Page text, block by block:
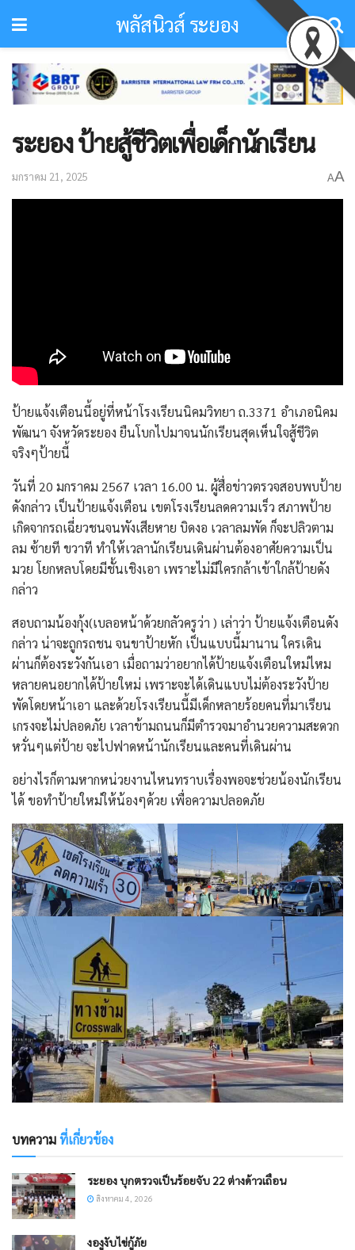
พลัสนิวส์ ระยอง
ระยอง ป้ายสู้ชีวิตเพื่อเด็กนักเรียน
มกราคม 21, 2025 AA
ป้ายแจ้งเตือนนี้อยู่ที่หน้าโรงเรียนนิคมวิทยา ถ.3371 อำเภอนิคม
พัฒนา จังหวัดระยอง ยืนโบกไปมาจนนักเรียนสุดเห็นใจสู้ชีวิต
จริงๆป้ายนี้
วันที่ 20 มกราคม 2567 เวลา 16.00 น. ผู้สื่อข่าวตรวจสอบพบป้าย
ดังกล่าว เป็นป้ายแจ้งเตือน เขตโรงเรียนลดความเร็ว สภาพป้าย
เกิดจากรถเฉี่ยวชนจนพังเสียหาย บิดงอ เวลาลมพัด ก็จะปลิวตาม
ลม ซ้ายที ขวาที ทำให้เวลานักเรียนเดินผ่านต้องอาศัยความเป็น
มวย โยกหลบโดยมีชั้นเชิงเอา เพราะไม่มีใครกล้าเข้าใกล้ป้ายดัง
กล่าว
สอบถามน้องกุ้ง(เบลอหน้าด้วยกลัวครูว่า ) เล่าว่า ป้ายแจ้งเตือนดัง
กล่าว น่าจะถูกรถชน จนขาป้ายหัก เป็นแบบนี้มานาน ใครเดิน
ผ่านก็ต้องระวังกันเอา เมื่อถามว่าอยากได้ป้ายแจ้งเตือนใหม่ไหม
หลายคนอยากได้ป้ายใหม่ เพราะจะได้เดินแบบไม่ต้องระวังป้าย
พัดโดยหน้าเอา และด้วยโรงเรียนนี้มีเด็กหลายร้อยคนที่มาเรียน
เกรงจะไม่ปลอดภัย เวลาข้ามถนนก็มีตำรวจมาอำนวยความสะดวก
หวั่นๆแต่ป้าย จะไปฟาดหน้านักเรียนและคนที่เดินผ่าน
อย่างไรก็ตามหากหน่วยงานไหนทราบเรื่องพอจะช่วยน้องนักเรียน
ได้ ขอทำป้ายใหม่ให้น้องๆด้วย เพื่อความปลอดภัย
บทความที่เกี่ยวข้อง
ระยอง บุกตรวจเป็นร้อยจับ 22 ต่างด้าวเถื่อน
สิงหาคม 4, 2026
งองูงับไข่กู้ภัย